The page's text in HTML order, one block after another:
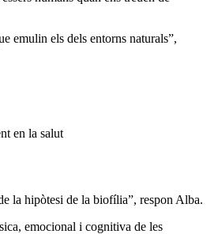
emulin els dels entorns naturals”,
en la salut
la hipòtesi de la biofília”, respon Alba.
emocional i cognitiva de les